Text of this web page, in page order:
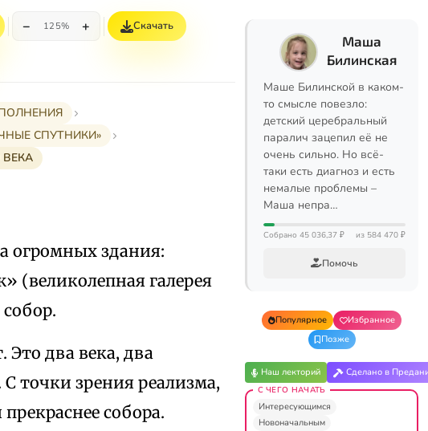
− 125% + Скачать
СПУТНИКИ»
огромных здания:
(великолепная галерея
Это два века, два
точки зрения реализма,
собора.
Маша
Билинская
Маше Билинской в каком-
то смысле повезло:
детский церебральный
паралич зацепил её не
очень сильно. Но всё-
таки есть диагноз и есть
немалые проблемы –
Маша непра…
Собрано 45 036,37 ₽ из 584 470 ₽
Помочь
Популярное
Избранное
Позже
Наш лекторий Сделано в
С ЧЕГО НАЧАТЬ
Интересующимся
Новоначальным